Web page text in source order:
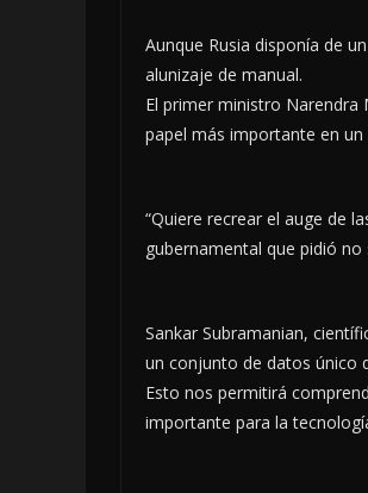
Aunque Rusia disponía de
alunizaje de manual.
El primer ministro Narendra
papel más importante en
“Quiere recrear el auge de
gubernamental que pidió
Sankar Subramanian,
un conjunto de datos único
Esto nos permitirá
importante para la